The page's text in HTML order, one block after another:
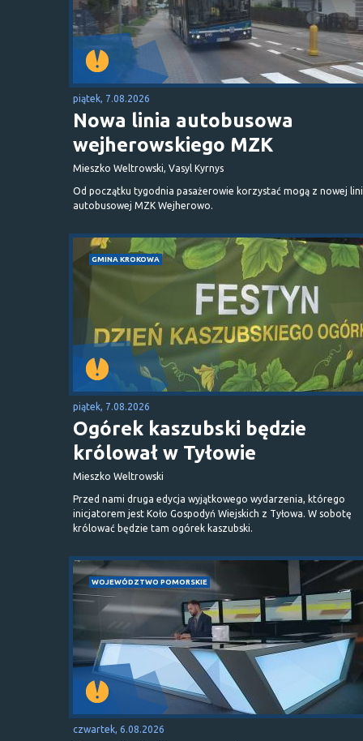
piątek, 7.08.2026
Nowa linia autobusowa
wejherowskiego MZK
Mieszko Weltrowski, Vasyl Kyrnys
Od początku tygodnia pasażerowie korzystać mogą z nowej
autobusowej MZK Wejherowo.
GMINA KROKOWA
piątek, 7.08.2026
Ogórek kaszubski będzie
królował w Tyłowie
Mieszko Weltrowski
Przed nami druga edycja wyjątkowego wydarzenia, którego
inicjatorem jest Koło Gospodyń Wiejskich z Tyłowa. W sobotę
królować będzie tam ogórek kaszubski.
WOJEWÓDZTWO POMORSKIE
czwartek, 6.08.2026